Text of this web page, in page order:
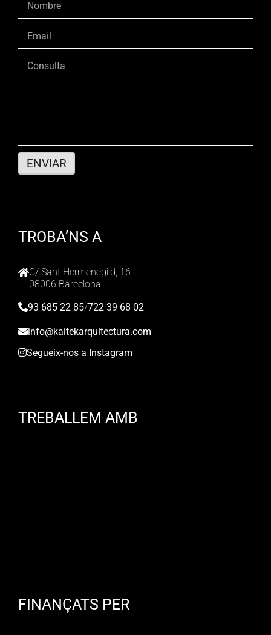
TROBA’NS A
C/ Sant Hermenegild, 16
08006 Barcelona
93 685 22 85/722 39 68 02
info@kaitekarquitectura.com
Segueix-nos a Instagram
TREBALLEM AMB
FINANÇATS PER